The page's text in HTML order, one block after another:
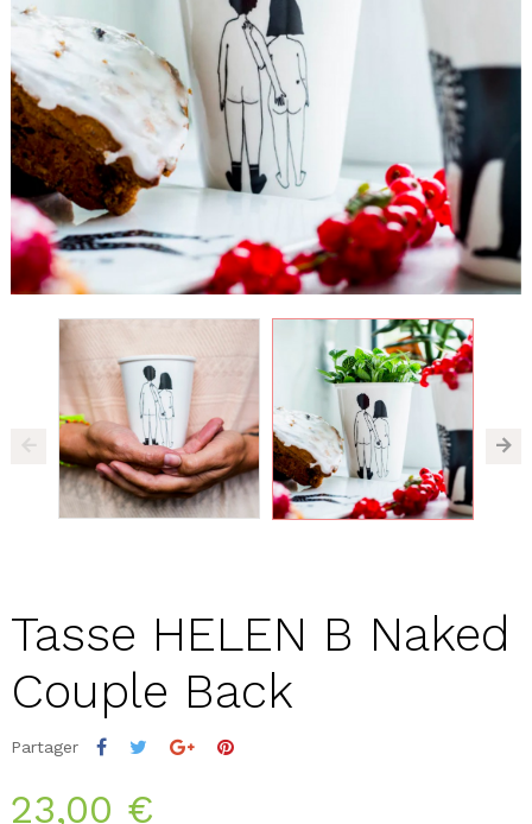
Tasse HELEN B Naked
Couple Back
Partager
23,00 €